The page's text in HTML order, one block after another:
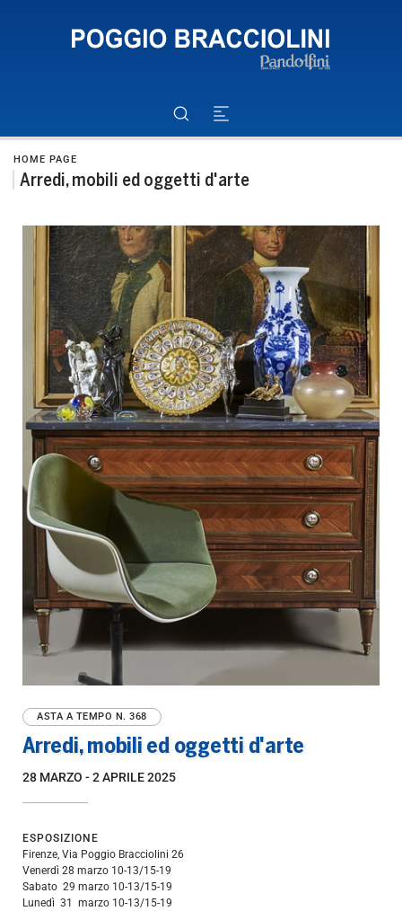
HOME PAGE
Arredi, mobili ed oggetti d'arte
ASTA A TEMPO N. 368
Arredi, mobili ed oggetti d'arte
28 MARZO -2 APRILE 2025
ESPOSIZIONE
Firenze, Via Poggio Bracciolini 26
Venerdì 28 marzo 10-13/15-19
Sabato 29 marzo 10-13/15-19
Lunedì 31 marzo 10-13/15-19